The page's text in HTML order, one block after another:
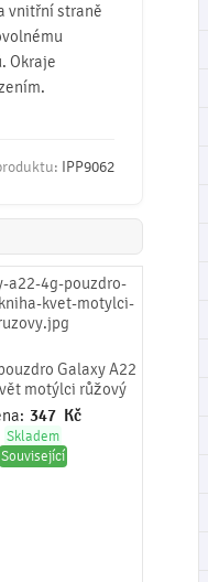
vnitřní straně
Okraje
IPP9062
Galaxy A22
motýlci růžový
347 Kč
Skladem
Související